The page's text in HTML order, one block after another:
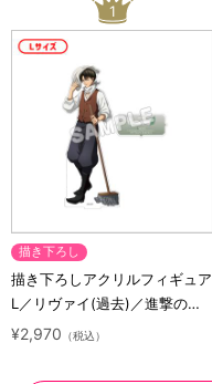
1
描き下ろし
描き下ろしアクリルフィギュア
L／リヴァイ(過去)／進撃の巨
人 10 Years Journey
¥2,970 （税込）